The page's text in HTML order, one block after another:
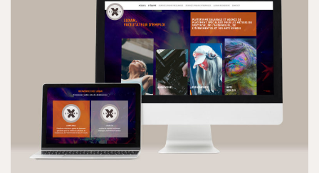
LE CONCERT UNIVERSEL
SITE INTERNET